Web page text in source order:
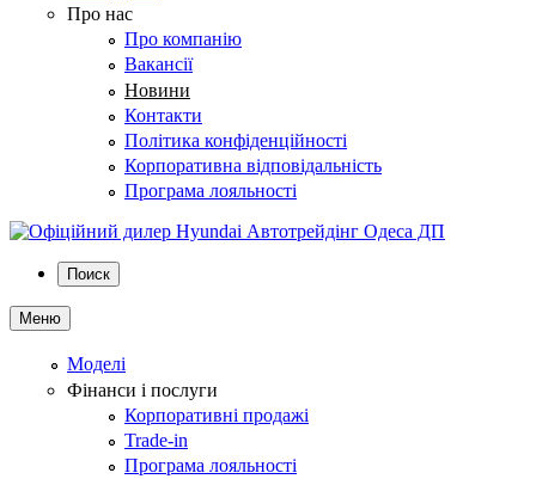
Про нас
Про компанію
Вакансії
Новини
Контакти
Політика конфіденційності
Корпоративна відповідальність
Програма лояльності
Поиск
Меню
Моделі
Фінанси і послуги
Корпоративні продажі
Trade-in
Програма лояльності